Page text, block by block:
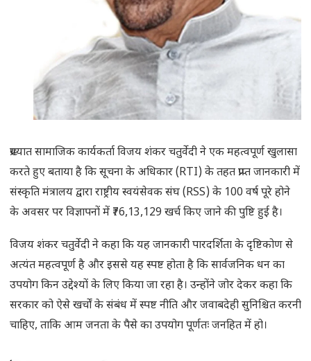
प्रख्यात सामाजिक कार्यकर्ता विजय शंकर चतुर्वेदी ने एक महत्वपूर्ण खुलासा
करते हुए बताया है कि सूचना के अधिकार (RTI) के तहत प्राप्त जानकारी में
संस्कृति मंत्रालय द्वारा राष्ट्रीय स्वयंसेवक संघ (RSS) के 100 वर्ष पूरे होने
के अवसर पर विज्ञापनों में ₹76,13,129 खर्च किए जाने की पुष्टि हुई है।
विजय शंकर चतुर्वेदी ने कहा कि यह जानकारी पारदर्शिता के दृष्टिकोण से
अत्यंत महत्वपूर्ण है और इससे यह स्पष्ट होता है कि सार्वजनिक धन का
उपयोग किन उद्देश्यों के लिए किया जा रहा है। उन्होंने जोर देकर कहा कि
सरकार को ऐसे खर्चों के संबंध में स्पष्ट नीति और जवाबदेही सुनिश्चित करनी
चाहिए, ताकि आम जनता के पैसे का उपयोग पूर्णतः जनहित में हो।